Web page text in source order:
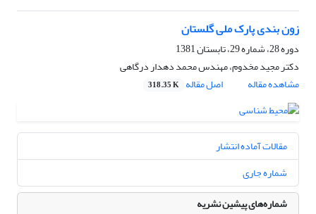
زون بندی پارک ملی گلستان
دوره 28، شماره 29، تابستان 1381
دکتر مجید مخدوم، مهندس محمد دهدار درگاهی
مشاهده مقاله
اصل مقاله 318.35 K
مقالات آماده انتشار
شماره جاری
شماره‌های پیشین نشریه